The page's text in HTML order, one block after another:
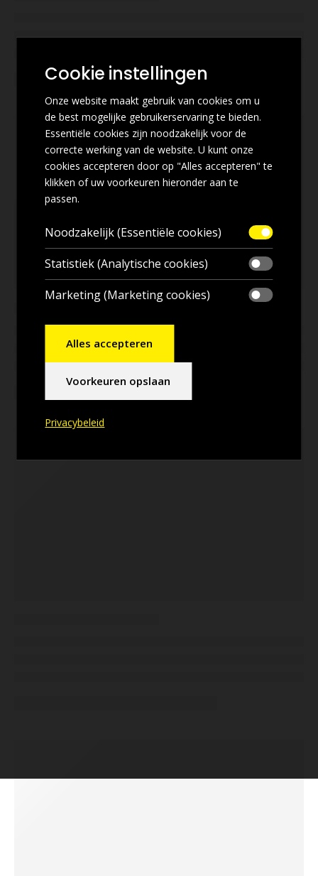
Cookie instellingen
Onze website maakt gebruik van cookies om u
de best mogelijke gebruikerservaring te bieden.
Essentiële cookies zijn noodzakelijk voor de
correcte werking van de website. U kunt onze
cookies accepteren door op "Alles accepteren" te
klikken of uw voorkeuren hieronder aan te
passen.
Noodzakelijk (Essentiële cookies)
Statistiek (Analytische cookies)
Marketing (Marketing cookies)
Alles accepteren
Voorkeuren opslaan
Privacybeleid